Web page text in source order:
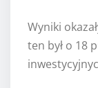
Wyniki
ten był o 18